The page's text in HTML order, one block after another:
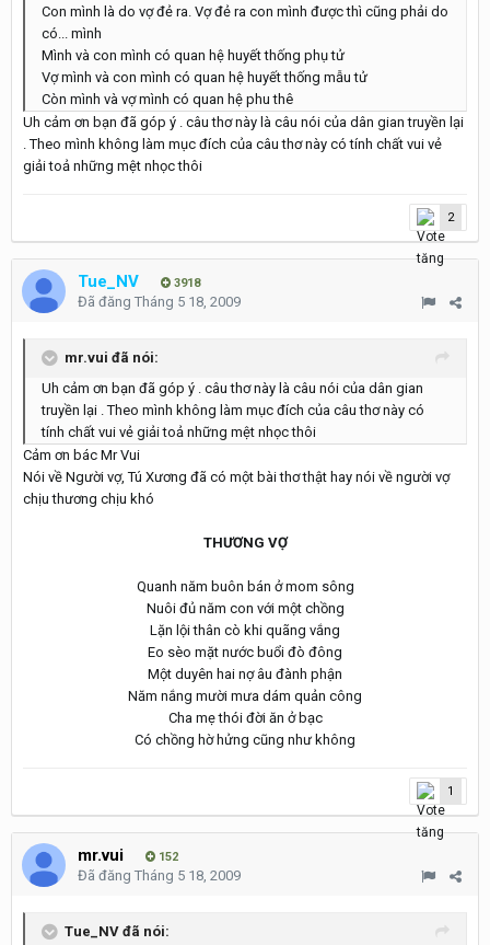
Con mình là do vợ đẻ ra. Vợ đẻ ra con mình được thì cũng phải do
có... mình
Mình và con mình có quan hệ huyết thống phụ tử
Vợ mình và con mình có quan hệ huyết thống mẫu tử
Còn mình và vợ mình có quan hệ phu thê
Uh cảm ơn bạn đã góp ý . câu thơ này là câu nói của dân gian truyền lại
. Theo mình không làm mục đích của câu thơ này có tính chất vui vẻ
giải toả những mệt nhọc thôi
2
Tue_NV 3918
Đã đăng Tháng 5 18, 2009
mr.vui đã nói:
Uh cảm ơn bạn đã góp ý . câu thơ này là câu nói của dân gian
truyền lại . Theo mình không làm mục đích của câu thơ này có
tính chất vui vẻ giải toả những mệt nhọc thôi
Cảm ơn bác Mr Vui
Nói về Người vợ, Tú Xương đã có một bài thơ thật hay nói về người vợ
chịu thương chịu khó
THƯƠNG VỢ
Quanh năm buôn bán ở mom sông
Nuôi đủ năm con với một chồng
Lặn lội thân cò khi quãng vắng
Eo sèo mặt nước buổi đò đông
Một duyên hai nợ âu đành phận
Năm nắng mười mưa dám quản công
Cha mẹ thói đời ăn ở bạc
Có chồng hờ hửng cũng như không
1
mr.vui 152
Đã đăng Tháng 5 18, 2009
Tue_NV đã nói: